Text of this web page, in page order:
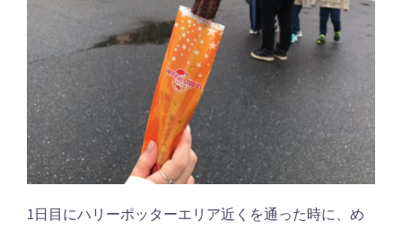
1日目にハリーポッターエリア近くを通った時に、め